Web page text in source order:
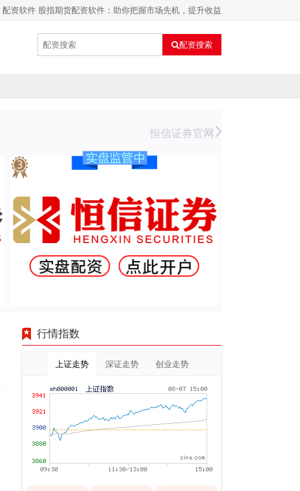
配资软件 股指期货配资软件：助你把握市场先机，提升收益
配资搜索
恒信证券官网
行情指数
上证走势 深证走势 创业走势